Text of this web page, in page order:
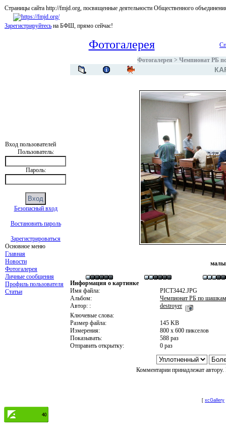
Страницы сайта http://fmjd.org, посвященные деятельности Общественного
Зарегистрируйтесь на БФШ, прямо сейчас!
Вход пользователей
Пользователь:
Пароль:
Безопасный вход
Востановить пароль
Зарегистрироваться
Основное меню
Главная
Новости
Фотогалерея
Личные сообщения
Профиль пользователя
Статьи
Фотогалерея
Фотогалерея > Чемпионат РБ
Информация о картинке
Имя файла:
PICT3442.JPG
Альбом:
Чемпионат РБ по
Автор: :
destroyer
Ключевые слова:
Размер файла:
145 KB
Измерения:
800 x 600 пикселов
Показывать:
588 раз
Отправить открытку:
0 раз
Комментарии принадлежат
[ xcGallery